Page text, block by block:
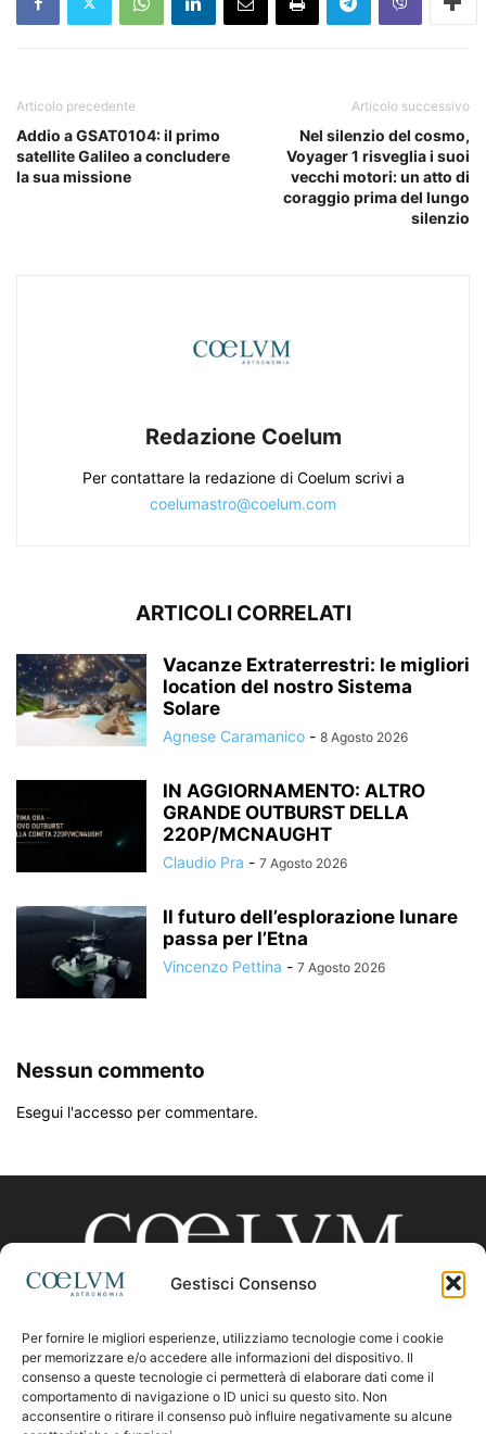
Gestisci Consenso
Per fornire le migliori esperienze, utilizziamo tecnologie come i cookie
per memorizzare e/o accedere alle informazioni del dispositivo. Il
consenso a queste tecnologie ci permetterà di elaborare dati come il
comportamento di navigazione o ID unici su questo sito. Non
acconsentire o ritirare il consenso può influire negativamente su alcune
Articolo precedente
Addio a GSAT0104: il primo
satellite Galileo a concludere
la sua missione
Articolo successivo
Nel silenzio del cosmo,
Voyager 1 risveglia i suoi
vecchi motori: un atto di
coraggio prima del lungo
silenzio
Redazione Coelum
Per contattare la redazione di Coelum scrivi a
coelumastro@coelum.com
ARTICOLI CORRELATI
Vacanze Extraterrestri: le migliori
location del nostro Sistema
Solare
Agnese Caramanico - 8 Agosto 2026
IN AGGIORNAMENTO: ALTRO
GRANDE OUTBURST DELLA
220P/MCNAUGHT
Claudio Pra - 7 Agosto 2026
Il futuro dell’esplorazione lunare
passa per l’Etna
Vincenzo Pettina - 7 Agosto 2026
Nessun commento
Esegui l'accesso per commentare.
CHI SIAMO
Contattaci:coelumastro@coelum.com